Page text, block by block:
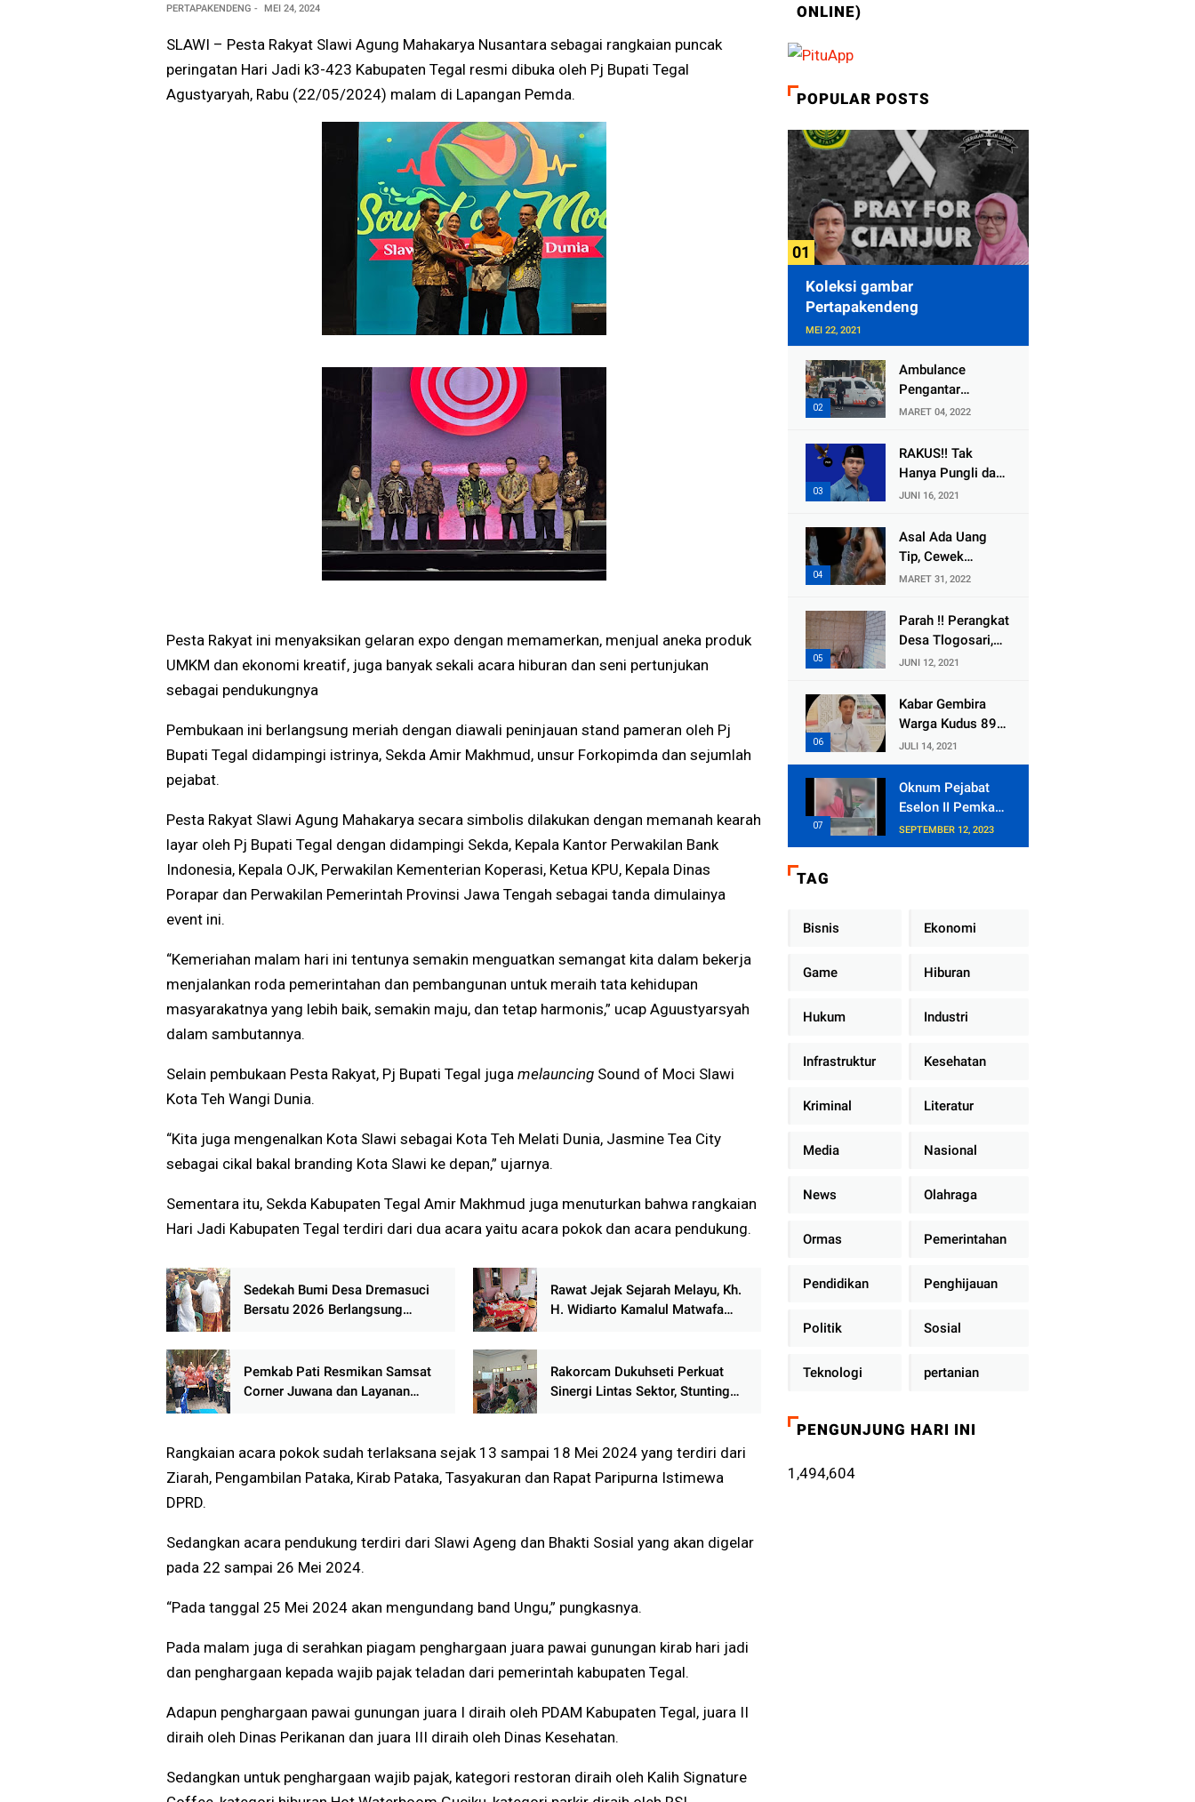
PERTAPAKENDENG MEI 24, 2024
SLAWI – Pesta Rakyat Slawi Agung Mahakarya Nusantara sebagai rangkaian puncak
peringatan Hari Jadi k3-423 Kabupaten Tegal resmi dibuka oleh Pj Bupati Tegal
Agustyaryah, Rabu (22/05/2024) malam di Lapangan Pemda.
Pesta Rakyat ini menyaksikan gelaran expo dengan memamerkan, menjual aneka produk
UMKM dan ekonomi kreatif, juga banyak sekali acara hiburan dan seni pertunjukan
sebagai pendukungnya
Pembukaan ini berlangsung meriah dengan diawali peninjauan stand pameran oleh Pj
Bupati Tegal didampingi istrinya, Sekda Amir Makhmud, unsur Forkopimda dan sejumlah
pejabat.
Pesta Rakyat Slawi Agung Mahakarya secara simbolis dilakukan dengan memanah kearah
layar oleh Pj Bupati Tegal dengan didampingi Sekda, Kepala Kantor Perwakilan Bank
Indonesia, Kepala OJK, Perwakilan Kementerian Koperasi, Ketua KPU, Kepala Dinas
Porapar dan Perwakilan Pemerintah Provinsi Jawa Tengah sebagai tanda dimulainya
event ini.
“Kemeriahan malam hari ini tentunya semakin menguatkan semangat kita dalam bekerja
menjalankan roda pemerintahan dan pembangunan untuk meraih tata kehidupan
masyarakatnya yang lebih baik, semakin maju, dan tetap harmonis,” ucap Aguustyarsyah
dalam sambutannya.
Selain pembukaan Pesta Rakyat, Pj Bupati Tegal juga melauncing Sound of Moci Slawi
Kota Teh Wangi Dunia.
“Kita juga mengenalkan Kota Slawi sebagai Kota Teh Melati Dunia, Jasmine Tea City
sebagai cikal bakal branding Kota Slawi ke depan,” ujarnya.
Sementara itu, Sekda Kabupaten Tegal Amir Makhmud juga menuturkan bahwa rangkaian
Hari Jadi Kabupaten Tegal terdiri dari dua acara yaitu acara pokok dan acara pendukung.
Sedekah Bumi Desa Dremasuci
Bersatu 2026 Berlangsung
Rawat Jejak Sejarah Melayu, Kh.
H. Widiarto Kamalul Matwafa
Kenegerian Kubu
Pemkab Pati Resmikan Samsat
Corner Juwana dan Layanan
Rakorcam Dukuhseti Perkuat
Sinergi Lintas Sektor, Stunting
Rangkaian acara pokok sudah terlaksana sejak 13 sampai 18 Mei 2024 yang terdiri dari
Ziarah, Pengambilan Pataka, Kirab Pataka, Tasyakuran dan Rapat Paripurna Istimewa
DPRD.
Sedangkan acara pendukung terdiri dari Slawi Ageng dan Bhakti Sosial yang akan digelar
pada 22 sampai 26 Mei 2024.
“Pada tanggal 25 Mei 2024 akan mengundang band Ungu,” pungkasnya.
Pada malam juga di serahkan piagam penghargaan juara pawai gunungan kirab hari jadi
dan penghargaan kepada wajib pajak teladan dari pemerintah kabupaten Tegal.
Adapun penghargaan pawai gunungan juara I diraih oleh PDAM Kabupaten Tegal, juara II
diraih oleh Dinas Perikanan dan juara III diraih oleh Dinas Kesehatan.
Sedangkan untuk penghargaan wajib pajak, kategori restoran diraih oleh Kalih Signature
ONLINE)
POPULAR POSTS
Koleksi gambar
Pertapakendeng
MEI 22, 2021
Ambulance
Pengantar
Jenazah Kepala
Mengalami
Kecelakaan
MARET 04, 2022
RAKUS!! Tak
Hanya Pungli dan
Dana Bedah
Diembat, ,
Perangkat Desa
Selewengkan
Bantuan Mushola
JUNI 16, 2021
Asal Ada Uang
Tip, Cewek
Pemandu Karaoke
Bersedia Bugil
MARET 31, 2022
Parah !! Perangkat
Desa Tlogosari,
Kecamatan
Embat Dana Bedah
Rumah dari
JUNI 12, 2021
Kabar Gembira
Warga Kudus 89
Persen RT di
Kudus Zona Hijau
JULI 14, 2021
Oknum Pejabat
Eselon II Pemkab
Lampung Utara
Asik Ngobrol
Dinas
SEPTEMBER 12, 2023
TAG
Bisnis Ekonomi
Game Hiburan
Hukum Industri
Infrastruktur Kesehatan
Kriminal Literatur
Media Nasional
News Olahraga
Ormas Pemerintahan
Pendidikan Penghijauan
Politik Sosial
Teknologi pertanian
PENGUNJUNG HARI INI
1,494,604